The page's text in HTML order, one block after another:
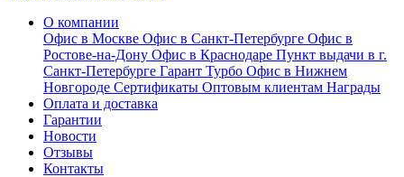
О компании
Офис в Москве Офис в Санкт-Петербурге Офис в
Ростове-на-Дону Офис в Краснодаре Пункт выдачи в г.
Санкт-Петербурге Гарант Турбо Офис в Нижнем
Новгороде Сертификаты Оптовым клиентам Награды
Оплата и доставка
Гарантии
Новости
Отзывы
Контакты